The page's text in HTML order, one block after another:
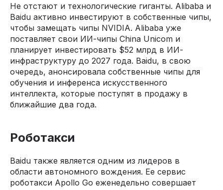
Не отстают и технологические гиганты. Alibaba и
Baidu активно инвестируют в собственные чипы,
чтобы замещать чипы NVIDIA. Alibaba уже
поставляет свои ИИ-чипы China Unicom и
планирует инвестировать $52 млрд в ИИ-
инфраструктуру до 2027 года. Baidu, в свою
очередь, анонсировала собственные чипы для
обучения и инференса искусственного
интеллекта, которые поступят в продажу в
ближайшие два года.
Роботакси
Baidu также является одним из лидеров в
области автономного вождения. Ее сервис
роботакси Apollo Go еженедельно совершает